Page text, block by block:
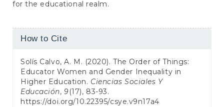
for the educational realm.
Article
How to Cite
Solís Calvo, A. M. (2020). The Order of Things:
Educator Women and Gender Inequality in
Higher Education. Ciencias Sociales Y
Educación,9(17), 83-93.
https://doi.org/10.22395/csye.v9n17a4